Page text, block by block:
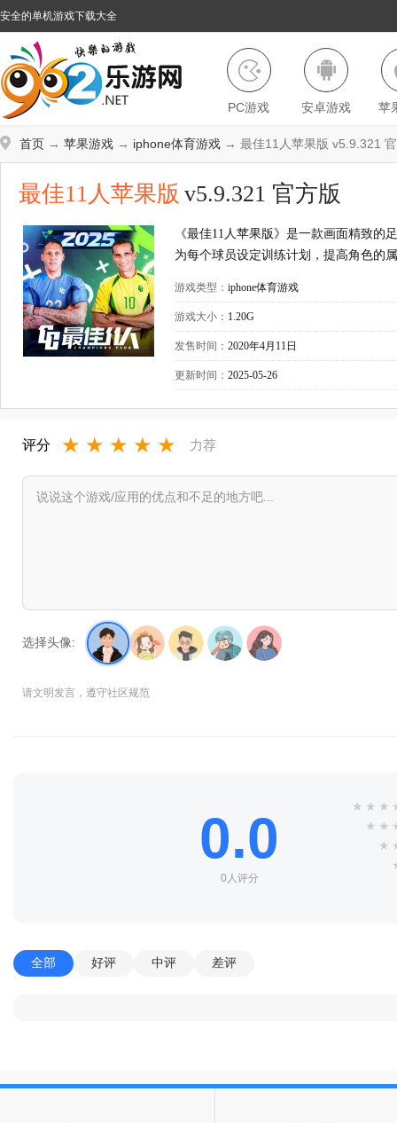
安全的单机游戏下载大全
PC游戏 安卓游戏 苹
首页 → 苹果游戏 → iphone体育游戏 → 最佳11人苹果版 v5.9.321
最佳11人苹果版 v5.9.321 官方版
《最佳11人苹果版》是一款画面精致
为每个球员设定训练计划，提高角色的
游戏类型： iphone体育游戏
游戏大小： 1.20G
发售时间： 2020年4月11日
更新时间： 2025-05-26
评分 ★ ★ ★ ★ ★ 力荐
选择头像:
请文明发言，遵守社区规范
0.0
0人评分
★ ★ ★
★ ★
★
全部 好评 中评 差评